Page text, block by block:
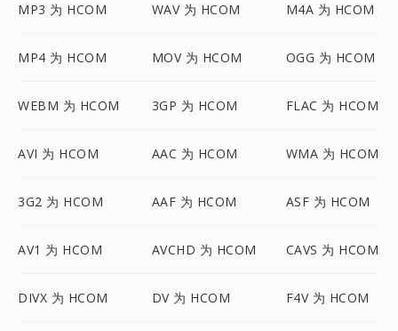
MP3 为 HCOM WAV 为 HCOM M4A 为 HCOM
MP4 为 HCOM MOV 为 HCOM OGG 为 HCOM
WEBM 为 HCOM 3GP 为 HCOM FLAC 为 HCOM
AVI 为 HCOM AAC 为 HCOM WMA 为 HCOM
3G2 为 HCOM AAF 为 HCOM ASF 为 HCOM
AV1 为 HCOM AVCHD 为 HCOM CAVS 为 HCOM
DIVX 为 HCOM DV 为 HCOM F4V 为 HCOM